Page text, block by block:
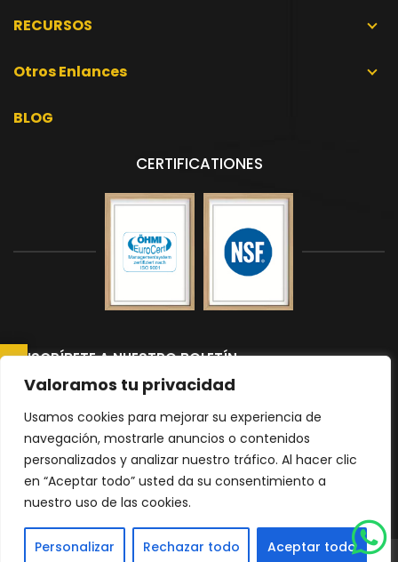
Valoramos tu privacidad
Usamos cookies para mejorar su experiencia de
navegación, mostrarle anuncios o contenidos
personalizados y analizar nuestro tráfico. Al hacer clic
en “Aceptar todo” usted da su consentimiento a
nuestro uso de las cookies.
Personalizar Rechazar todo Aceptar todo
RECURSOS
Otros Enlances
BLOG
CERTIFICATIONES
SUSCRÍBETE A NUESTRO BOLETÍN
Suscríbete a nuestro boletín para recibir las últimas noticias y
Please
leave
this
field
Política de Privacidad